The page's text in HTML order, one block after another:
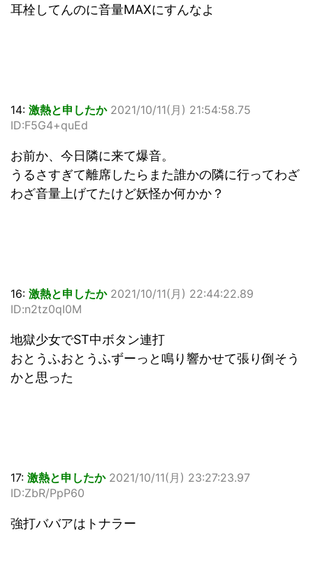
耳栓してんのに音量MAXにすんなよ
14: 激熱と申したか 2021/10/11(月) 21:54:58.75
ID:F5G4+quEd
お前か、今日隣に来て爆音。
うるさすぎて離席したらまた誰かの隣に行ってわざ
わざ音量上げてたけど妖怪か何かか？
16: 激熱と申したか 2021/10/11(月) 22:44:22.89
ID:n2tz0qI0M
地獄少女でST中ボタン連打
おとうふおとうふずーっと鳴り響かせて張り倒そう
かと思った
17: 激熱と申したか 2021/10/11(月) 23:27:23.97
ID:ZbR/PpP60
強打ババアはトナラー